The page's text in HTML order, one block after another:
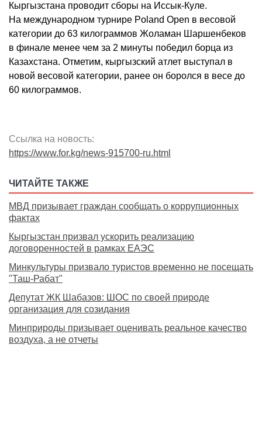
Кыргызстана проводит сборы на Иссык-Куле.
На международном турнире Poland Open в весовой
категории до 63 килограммов Жоламан Шаршенбеков
в финале менее чем за 2 минуты победил борца из
Казахстана. Отметим, кыргызский атлет выступал в
новой весовой категории, ранее он боролся в весе до
60 килограммов.
Ссылка на новость:
https://www.for.kg/news-915700-ru.html
ЧИТАЙТЕ ТАКЖЕ
МВД призывает граждан сообщать о коррупционных
фактах
Кыргызстан призвал ускорить реализацию
договоренностей в рамках ЕАЭС
Минкультуры призвало туристов временно не посещать
"Таш-Рабат"
Депутат ЖК Шабазов: ШОС по своей природе
организация для созидания
Минприроды призывает оценивать реальное качество
воздуха, а не отчеты